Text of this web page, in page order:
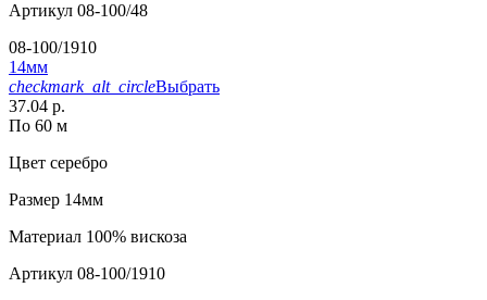
Артикул 08-100/48
08-100/1910
14мм
checkmark_alt_circleВыбрать
37.04 р.
По 60 м
Цвет серебро
Размер 14мм
Материал 100% вискоза
Артикул 08-100/1910